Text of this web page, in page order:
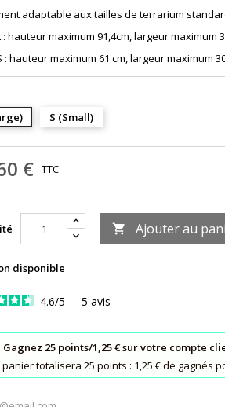
adaptable aux tailles de terrarium
: hauteur maximum 91,4cm, largeur maximum
: hauteur maximum 61 cm, largeur maximum
S (Small)
€ TTC
 Ajouter au
disponible
4.6/5 - 5 avis
Gagnez 25 points/1,25 € sur votre compte
totalisera 25 points : 1,25 € de gagnés